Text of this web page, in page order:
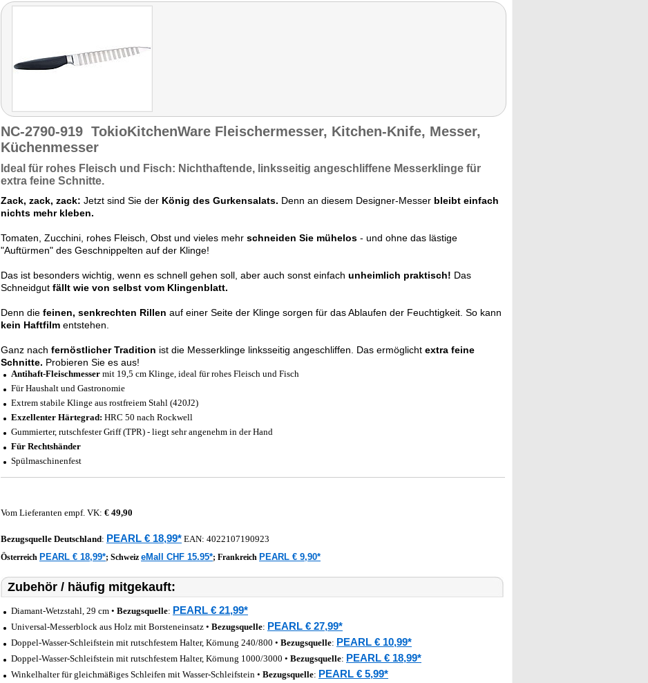
NC-2790-919 TokioKitchenWare Fleischermesser, Kitchen-Knife, Messer,
Küchenmesser
Ideal für rohes Fleisch und Fisch: Nichthaftende, linksseitig angeschliffene Messerklinge für
extra feine Schnitte.
Zack, zack, zack: Jetzt sind Sie der König des Gurkensalats. Denn an diesem Designer-Messer bleibt einfach
nichts mehr kleben.
Tomaten, Zucchini, rohes Fleisch, Obst und vieles mehr schneiden Sie mühelos - und ohne das lästige
"Auftürmen" des Geschnippelten auf der Klinge!
Das ist besonders wichtig, wenn es schnell gehen soll, aber auch sonst einfach unheimlich praktisch! Das
Schneidgut fällt wie von selbst vom Klingenblatt.
Denn die feinen, senkrechten Rillen auf einer Seite der Klinge sorgen für das Ablaufen der Feuchtigkeit. So kann
kein Haftfilm entstehen.
Ganz nach fernöstlicher Tradition ist die Messerklinge linksseitig angeschliffen. Das ermöglicht extra feine
Schnitte. Probieren Sie es aus!
Antihaft-Fleischmesser mit 19,5 cm Klinge, ideal für rohes Fleisch und Fisch
Für Haushalt und Gastronomie
Extrem stabile Klinge aus rostfreiem Stahl (420J2)
Exzellenter Härtegrad: HRC 50 nach Rockwell
Gummierter, rutschfester Griff (TPR) - liegt sehr angenehm in der Hand
Für Rechtshänder
Spülmaschinenfest
Vom Lieferanten empf. VK: € 49,90
Bezugsquelle Deutschland: PEARL € 18,99* EAN: 4022107190923
Österreich PEARL € 18,99*; Schweiz eMall CHF 15.95*; Frankreich PEARL € 9,90*
Zubehör / häufig mitgekauft:
Diamant-Wetzstahl, 29 cm • Bezugsquelle: PEARL € 21,99*
Universal-Messerblock aus Holz mit Borsteneinsatz • Bezugsquelle: PEARL € 27,99*
Doppel-Wasser-Schleifstein mit rutschfestem Halter, Körnung 240/800 • Bezugsquelle: PEARL € 10,99*
Doppel-Wasser-Schleifstein mit rutschfestem Halter, Körnung 1000/3000 • Bezugsquelle: PEARL € 18,99*
Winkelhalter für gleichmäßiges Schleifen mit Wasser-Schleifstein • Bezugsquelle: PEARL € 5,99*